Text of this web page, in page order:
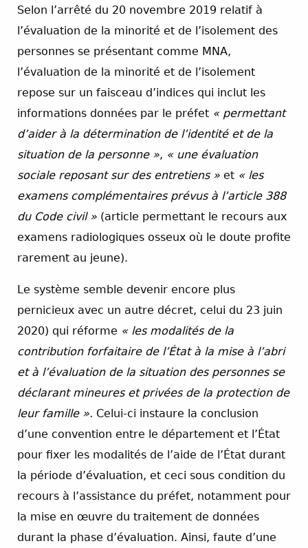
Selon l’arrêté du 20 novembre 2019 relatif à
l’évaluation de la minorité et de l’isolement des
personnes se présentant comme MNA,
l’évaluation de la minorité et de l’isolement
repose sur un faisceau d’indices qui inclut les
informations données par le préfet « permettant
d’aider à la détermination de l’identité et de la
situation de la personne », « une évaluation
sociale reposant sur des entretiens » et « les
examens complémentaires prévus à l’article 388
du Code civil » (article permettant le recours aux
examens radiologiques osseux où le doute profite
rarement au jeune).
Le système semble devenir encore plus
pernicieux avec un autre décret, celui du 23 juin
2020) qui réforme « les modalités de la
contribution forfaitaire de l’État à la mise à l’abri
et à l’évaluation de la situation des personnes se
déclarant mineures et privées de la protection de
leur famille ». Celui-ci instaure la conclusion
d’une convention entre le département et l’État
pour fixer les modalités de l’aide de l’État durant
la période d’évaluation, et ceci sous condition du
recours à l’assistance du préfet, notamment pour
la mise en œuvre du traitement de données
durant la phase d’évaluation. Ainsi, faute d’une